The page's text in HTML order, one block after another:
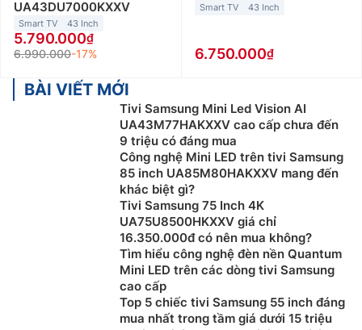
UA43DU7000KXXV
Smart TV 43 Inch
5.790.000
6.990.000-17%
Smart TV 43 Inch
6.750.000
BÀI VIẾT MỚI
Tivi Samsung Mini Led Vision AI
UA43M77HAKXXV cao cấp chưa đến
9 triệu có đáng mua
Công nghệ Mini LED trên tivi Samsung
85 inch UA85M80HAKXXV mang đến
khác biệt gì?
Tivi Samsung 75 Inch 4K
UA75U8500HKXXV giá chỉ
16.350.000đ có nên mua không?
Tìm hiểu công nghệ đèn nền Quantum
Mini LED trên các dòng tivi Samsung
cao cấp
Top 5 chiếc tivi Samsung 55 inch đáng
mua nhất trong tầm giá dưới 15 triệu